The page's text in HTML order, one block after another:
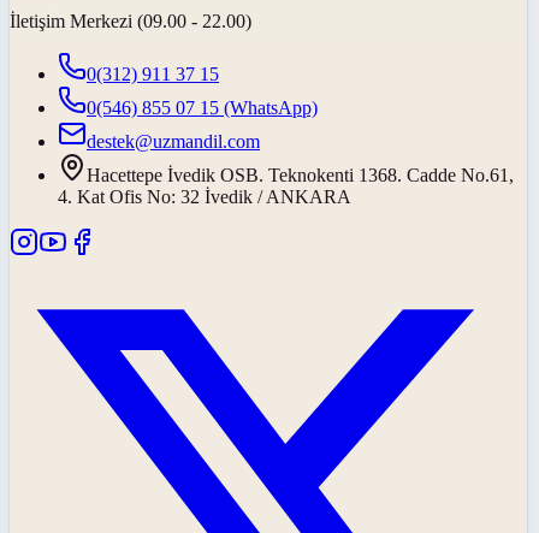
İletişim Merkezi (09.00 - 22.00)
0(312) 911 37 15
0(546) 855 07 15 (WhatsApp)
destek@uzmandil.com
Hacettepe İvedik OSB. Teknokenti 1368. Cadde No.61,
4. Kat Ofis No: 32 İvedik / ANKARA